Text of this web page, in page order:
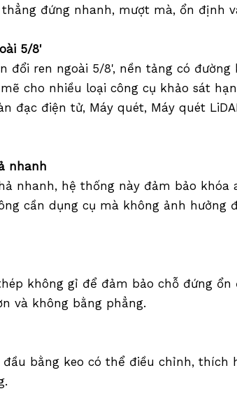
đứng nhanh, mượt mà, ổn định
5/8'
đổi ren ngoài 5/8', nền tảng có
cho nhiều loại công cụ khảo sát
đạc điện tử, Máy quét, Máy quét
nhanh
nhanh, hệ thống này đảm bảo khóa
cần dụng cụ mà không ảnh hưởng
không gỉ để đảm bảo chỗ đứng
và không bằng phẳng.
bằng keo có thể điều chỉnh, thích